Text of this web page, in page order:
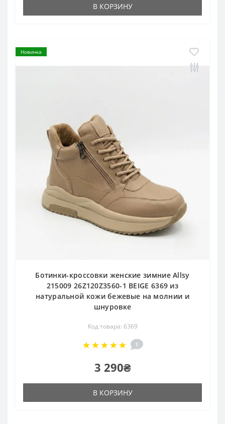
В КОРЗИНУ
Новинка
Ботинки-кроссовки женские зимние Allsy
215009 26Z120Z3560-1 BEIGE 6369 из
натуральной кожи бежевые на молнии и
шнуровке
Код товара: 6369
1
3 290₴
В КОРЗИНУ